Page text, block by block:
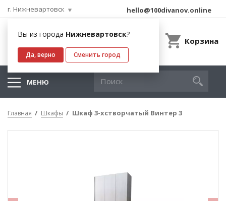
г. Нижневартовск
Вы из города Нижневартовск?
Да, верно Сменить город
hello@100divanov.online
Корзина
МЕНЮ
Главная Шкафы Шкаф 3-хстворчатый Винтер 3